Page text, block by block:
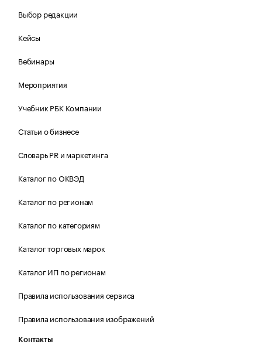
Выбор редакции
Кейсы
Вебинары
Мероприятия
Учебник РБК Компании
Статьи о бизнесе
Словарь PR и маркетинга
Каталог по ОКВЭД
Каталог по регионам
Каталог по категориям
Каталог торговых марок
Каталог ИП по регионам
Правила использования сервиса
Правила использования изображений
Контакты